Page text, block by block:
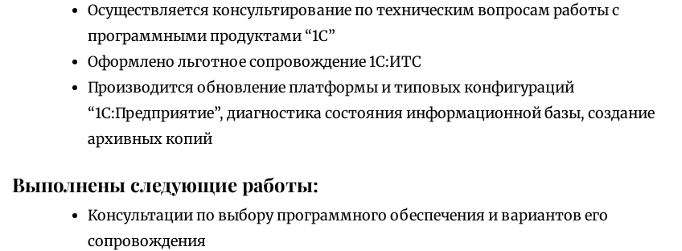
Осуществляется консультирование по техническим вопросам работы с
программными продуктами “1С”
Оформлено льготное сопровождение 1С:ИТС
Производится обновление платформы и типовых конфигураций
“1С:Предприятие”, диагностика состояния информационной базы, создание
архивных копий
Выполнены следующие работы:
Консультации по выбору программного обеспечения и вариантов его
сопровождения